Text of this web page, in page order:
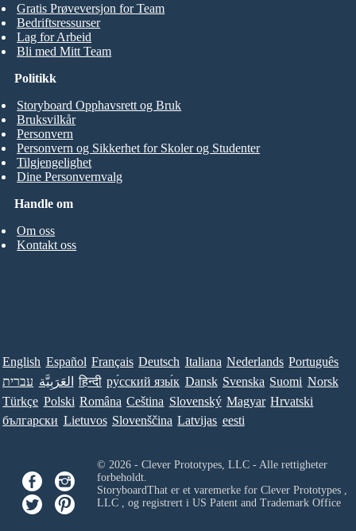
Gratis Prøveversjon for Team
Bedriftsressurser
Lag for Arbeid
Bli med Mitt Team
Handle om
Om oss
Kontakt oss
Politikk
Storyboard Opphavsrett og Bruk
Bruksvilkår
Personvern
Personvern og Sikkerhet for Skoler og Studenter
Tilgjengelighet
Dine Personvernvalg
English Español Français Deutsch Italiana Nederlands Português
עברית العَرَبِيَّة हिन्दी ру́сский язы́к Dansk Svenska Suomi Norsk
Türkçe Polski Româna Ceština Slovenský Magyar Hrvatski
български Lietuvos Slovenščina Latvijas eesti
© 2026 - Clever Prototypes, LLC - Alle rettigheter
forbeholdt.
StoryboardThat er et varemerke for Clever Prototypes ,
LLC, og registrert i US Patent and Trademark Office